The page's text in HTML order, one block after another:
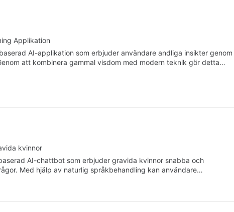
Applikation
AI-applikation som erbjuder användare andliga insikter genom
att kombinera gammal visdom med modern teknik gör detta…
kvinnor
AI-chattbot som erbjuder gravida kvinnor snabba och
Med hjälp av naturlig språkbehandling kan användare…